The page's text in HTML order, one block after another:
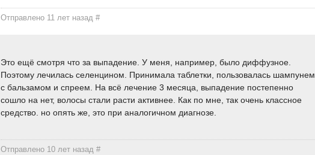
Отправлено 11 лет назад#
Это ещё смотря что за выпадение. У меня, например, было диффузное.
Поэтому лечилась селенцином. Принимала таблетки, пользовалась шампунем
с бальзамом и спреем. На всё лечение 3 месяца, выпадение постепенно
сошло на нет, волосы стали расти активнее. Как по мне, так очень классное
средство. но опять же, это при аналогичном диагнозе.
Отправлено 10 лет назад#